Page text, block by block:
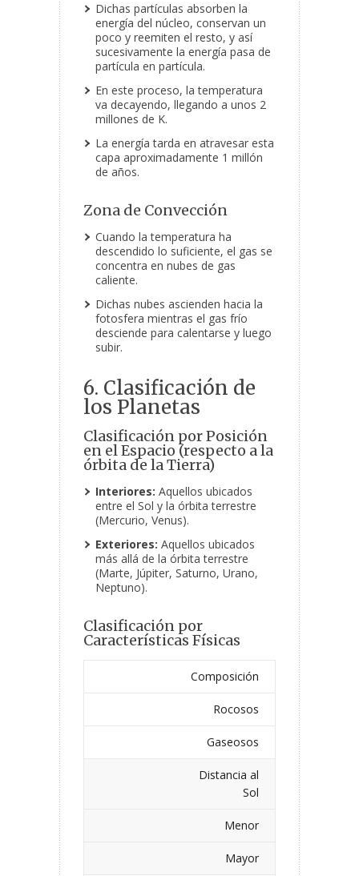
Dichas partículas absorben la
energía del núcleo, conservan un
poco y reemiten el resto, y así
sucesivamente la energía pasa de
partícula en partícula.
En este proceso, la temperatura
va decayendo, llegando a unos 2
millones de K.
La energía tarda en atravesar esta
capa aproximadamente 1 millón
de años.
Zona de Convección
Cuando la temperatura ha
descendido lo suficiente, el gas se
concentra en nubes de gas
caliente.
Dichas nubes ascienden hacia la
fotosfera mientras el gas frío
desciende para calentarse y luego
subir.
6. Clasificación de
los Planetas
Clasificación por Posición
en el Espacio (respecto a la
órbita de la Tierra)
Interiores: Aquellos ubicados
entre el Sol y la órbita terrestre
(Mercurio, Venus).
Exteriores: Aquellos ubicados
más allá de la órbita terrestre
(Marte, Júpiter, Saturno, Urano,
Neptuno).
Clasificación por
Características Físicas
Composición
Rocosos
Gaseosos
Distancia al
Sol
Menor
Mayor